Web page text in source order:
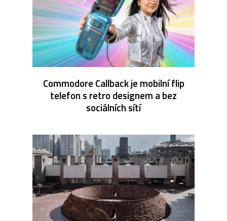
Commodore Callback je mobilní flip
telefon s retro designem a bez
sociálních sítí